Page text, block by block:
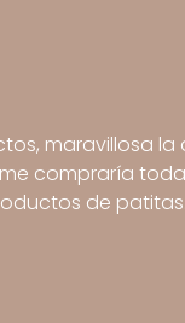
maravillosa la
compraría
de patitas.